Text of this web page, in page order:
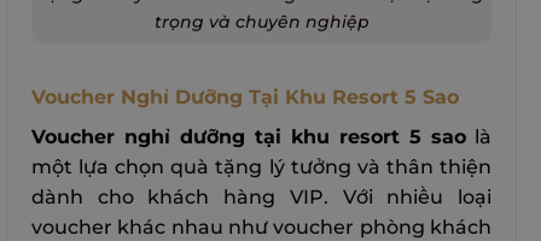
trọng và chuyên nghiệp
Voucher Nghỉ Dưỡng Tại Khu Resort 5 Sao
Voucher nghỉ dưỡng tại khu resort 5 sao là
một lựa chọn quà tặng lý tưởng và thân thiện
dành cho khách hàng VIP. Với nhiều loại
voucher khác nhau như voucher phòng khách